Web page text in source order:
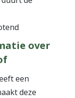
over
een
deze